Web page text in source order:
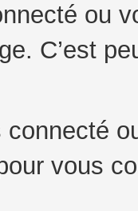
ou
C’est
connecté
vous